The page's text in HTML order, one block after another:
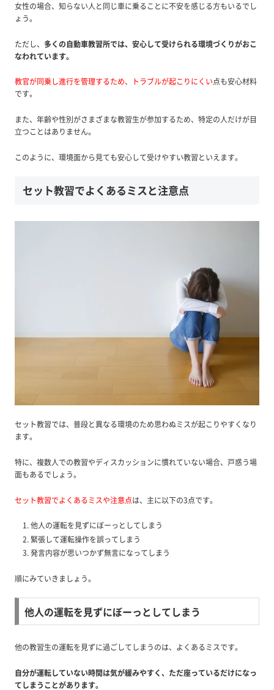
女性の場合、知らない人と同じ車に乗ることに不安を感じる方もいるでし
ょう。
ただし、 多くの自動車教習所では、安心して受けられる環境づくりがおこ
なわれています。
教官が同乗し進行を管理するため、トラブルが起こりにくい点も安心材料
です。
また、年齢や性別がさまざまな教習生が参加するため、特定の人だけが目
立つことはありません。
このように、環境面から見ても安心して受けやすい教習といえます。
セット教習でよくあるミスと注意点
セット教習では、普段と異なる環境のため思わぬミスが起こりやすくなり
ます。
特に、複数人での教習やディスカッションに慣れていない場合、戸惑う場
面もあるでしょう。
セット教習でよくあるミスや注意点は、主に以下の3点です。
他人の運転を見ずにぼーっとしてしまう
緊張して運転操作を誤ってしまう
発言内容が思いつかず無言になってしまう
順にみていきましょう。
他人の運転を見ずにぼーっとしてしまう
他の教習生の運転を見ずに過ごしてしまうのは、よくあるミスです。
自分が運転していない時間は気が緩みやすく、ただ座っているだけになっ
てしまうことがあります。